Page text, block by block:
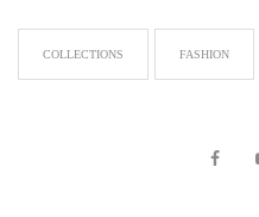
COLLECTIONS FASHION